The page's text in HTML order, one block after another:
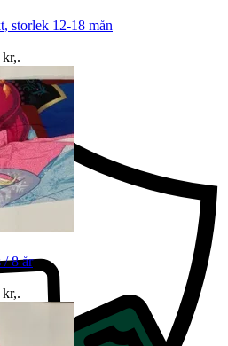
din vara
storlek 12-18 mån
kr,.
/ 8 år
kr,.